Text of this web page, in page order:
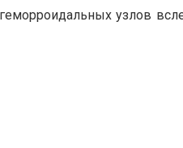
узлов